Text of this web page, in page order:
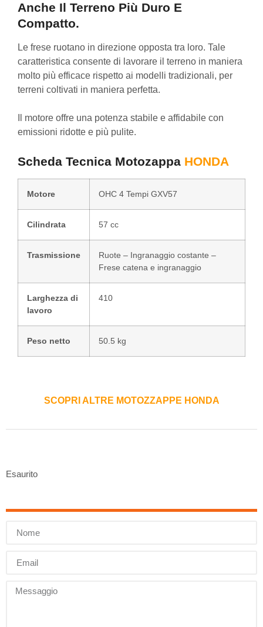
Anche Il Terreno Più Duro E
Compatto.
Le frese ruotano in direzione opposta tra loro. Tale
caratteristica consente di lavorare il terreno in maniera
molto più efficace rispetto ai modelli tradizionali, per
terreni coltivati in maniera perfetta.
Il motore offre una potenza stabile e affidabile con
emissioni ridotte e più pulite.
Scheda Tecnica Motozappa HONDA
Motore OHC 4 Tempi GXV57
Cilindrata 57 cc
Trasmissione
Ruote – Ingranaggio costante –
Frese catena e ingranaggio
Larghezza di
lavoro
410
Peso netto 50.5 kg
SCOPRI ALTRE MOTOZZAPPE HONDA
Esaurito